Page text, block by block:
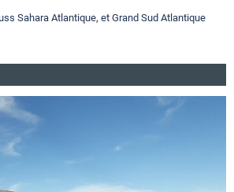
Sahara Atlantique, et Grand Sud Atlantique